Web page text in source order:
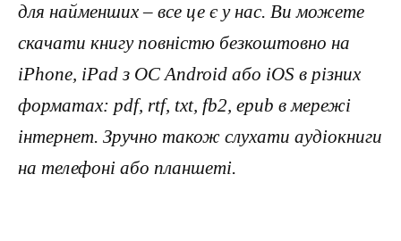
для найменших – все це є у нас. Ви можете
скачати книгу повністю безкоштовно на
iPhone, iPad з ОС Android або iOS в різних
форматах: pdf, rtf, txt, fb2, epub в мережі
інтернет. Зручно також слухати аудіокниги
на телефоні або планшеті.